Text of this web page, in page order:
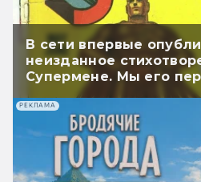
В сети впервые
неизданное
Супермене. Мы его
РЕКЛАМА